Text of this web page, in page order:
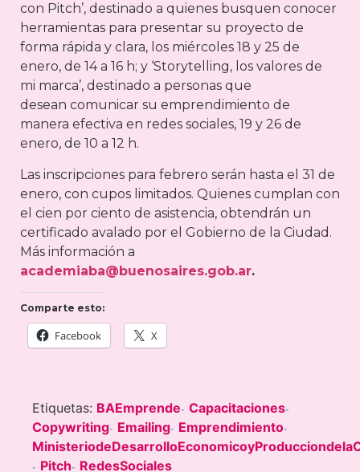
con Pitch’, destinado a quienes busquen conocer
herramientas para presentar su proyecto de
forma rápida y clara, los miércoles 18 y 25 de
enero, de 14 a 16 h; y ‘Storytelling, los valores de
mi marca’, destinado a personas que
desean comunicar su emprendimiento de
manera efectiva en redes sociales, 19 y 26 de
enero, de 10 a 12 h.
Las inscripciones para febrero serán hasta el 31 de
enero, con cupos limitados. Quienes cumplan con
el cien por ciento de asistencia, obtendrán un
certificado avalado por el Gobierno de la Ciudad.
Más información a
academiaba@buenosaires.gob.ar.
Comparte esto:
Facebook X
Etiquetas: BAEmprende- Capacitaciones-
Copywriting- Emailing- Emprendimiento-
- Pitch- RedesSociales